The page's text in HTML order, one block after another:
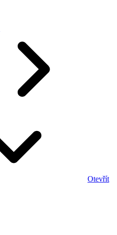
Otevřít